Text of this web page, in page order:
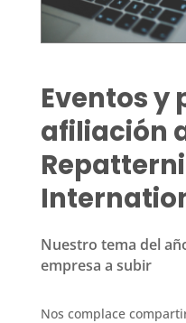
Eventos y
afiliación
Nuestro tema del
empresa a subir
Nos complace